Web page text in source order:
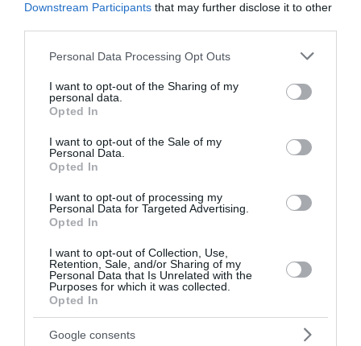
Downstream Participants that may further disclose it to other
Please note that this website/app uses one or more Google
not limited to your visit or usage behaviour. You may click to
grant or deny consent to Google and its third-party tags to
use your data for below specified purposes in below Google
consent section.
Personal Data Processing Opt Outs
I want to opt-out of the Sharing of my
personal data.
Opted In
I want to opt-out of the Sale of my
Personal Data.
Opted In
I want to opt-out of processing my
Personal Data for Targeted Advertising.
Opted In
I want to opt-out of Collection, Use,
Retention, Sale, and/or Sharing of my
Personal Data that Is Unrelated with the
Purposes for which it was collected.
Opted In
Google consents
Πιερρακάκης: Υποβλήθηκε το
αίτημα για την ενεργοποίηση
της ρήτρας διαφυγής για την
ενεργειακή ανθεκτικότητα
της υφιστάμενης Εθνικής Ρήτρας Διαφυγής, ώστε να
καλύπτει και επενδύσεις που ενισχύουν την
Ευρωπαϊκή Επιτροπή ο υ...
11:15 | 06 Αυγούστου 2026